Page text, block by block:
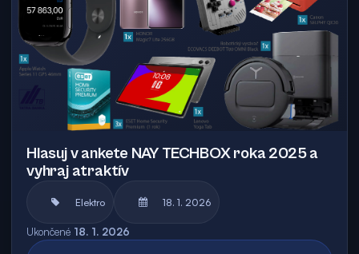
Hlasuj v ankete NAY TECHBOX roka 2025 a
vyhraj atraktív
Elektro 18. 1. 2026
Ukončené 18. 1. 2026